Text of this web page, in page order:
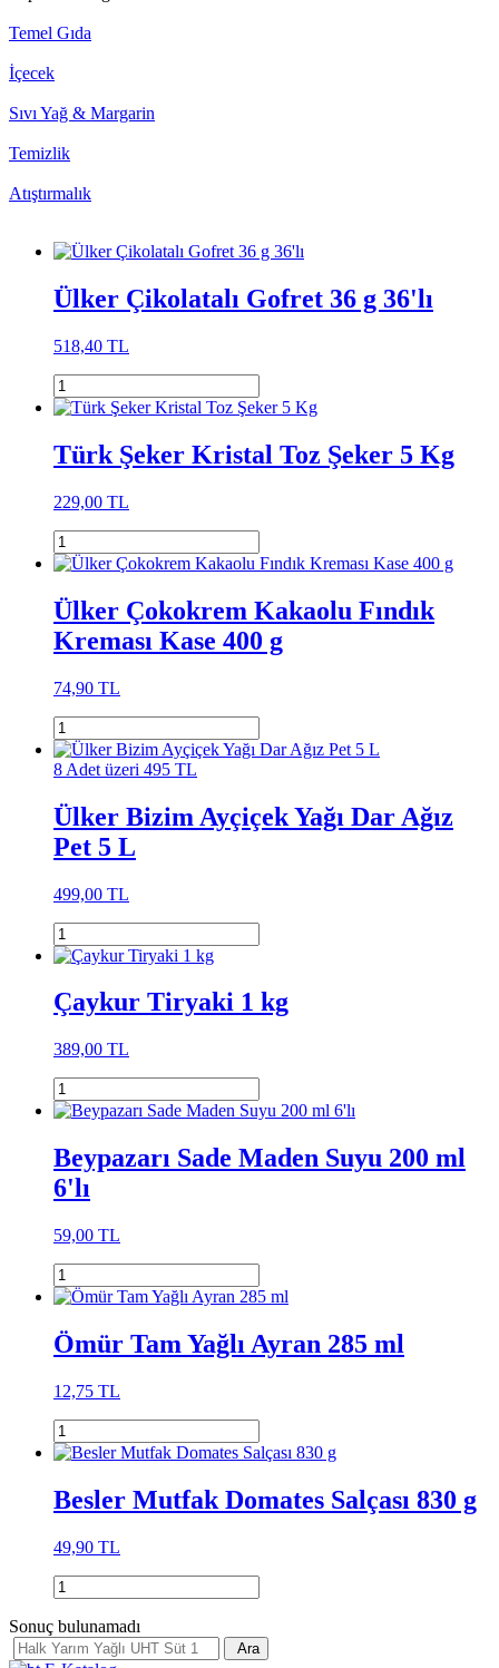
Temel Gıda
İçecek
Sıvı Yağ & Margarin
Temizlik
Atıştırmalık
Ülker Çikolatalı Gofret 36 g 36'lı
518,40 TL
Türk Şeker Kristal Toz Şeker 5 Kg
229,00 TL
Ülker Çokokrem Kakaolu Fındık
Kreması Kase 400 g
74,90 TL
8 Adet üzeri 495 TL
Ülker Bizim Ayçiçek Yağı Dar Ağız
Pet 5 L
499,00 TL
Çaykur Tiryaki 1 kg
389,00 TL
Beypazarı Sade Maden Suyu 200 ml
6'lı
59,00 TL
Ömür Tam Yağlı Ayran 285 ml
12,75 TL
Besler Mutfak Domates Salçası 830 g
49,90 TL
Sonuç bulunamadı
Ara